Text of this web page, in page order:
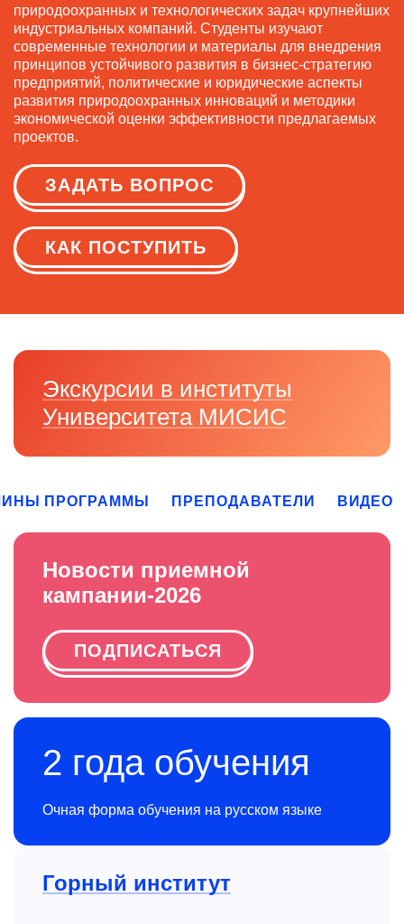
природоохранных и технологических задач крупнейших
индустриальных компаний. Студенты изучают
современные технологии и материалы для внедрения
принципов устойчивого развития в бизнес-стратегию
предприятий, политические и юридические аспекты
развития природоохранных инноваций и методики
экономической оценки эффективности предлагаемых
проектов.
ЗАДАТЬ ВОПРОС
КАК ПОСТУПИТЬ
Экскурсии в институты
Университета МИСИС
ПРОГРАММЫ ПРЕПОДАВАТЕЛИ ВИДЕО
Новости приемной
кампании-2026
ПОДПИСАТЬСЯ
2 года обучения
Очная форма обучения на русском языке
Горный институт